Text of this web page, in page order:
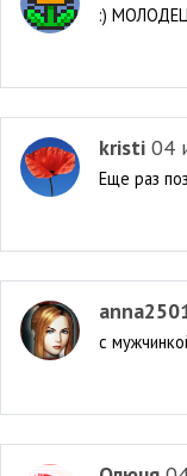
:)
kristi 04
Еще раз
с